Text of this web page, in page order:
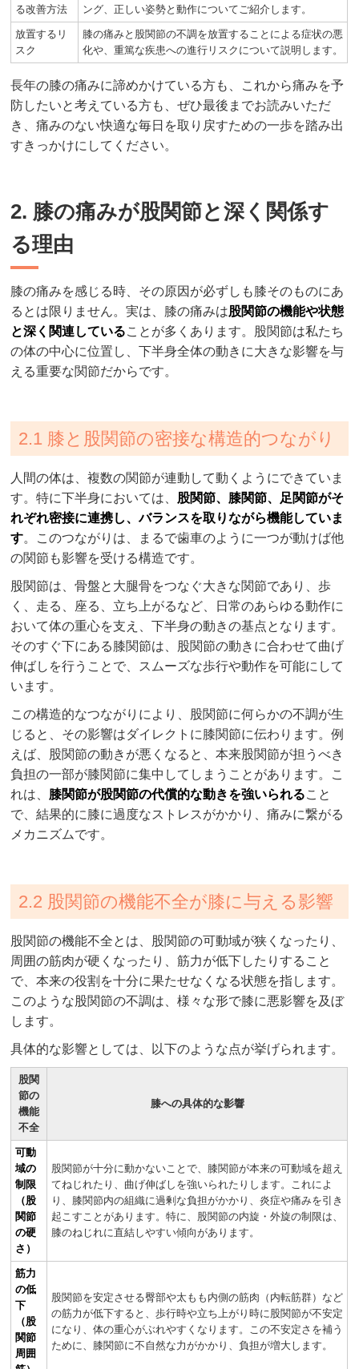
る改善方法
ング、正しい姿勢と動作についてご紹介します。
放置するリ
スク
膝の痛みと股関節の不調を放置することによる症状の悪
化や、重篤な疾患への進行リスクについて説明します。
長年の膝の痛みに諦めかけている方も、これから痛みを予
防したいと考えている方も、ぜひ最後までお読みいただ
き、痛みのない快適な毎日を取り戻すための一歩を踏み出
すきっかけにしてください。
2. 膝の痛みが股関節と深く関係す
る理由
膝の痛みを感じる時、その原因が必ずしも膝そのものにあ
るとは限りません。実は、膝の痛みは股関節の機能や状態
と深く関連していることが多くあります。股関節は私たち
の体の中心に位置し、下半身全体の動きに大きな影響を与
える重要な関節だからです。
2.1 膝と股関節の密接な構造的つながり
人間の体は、複数の関節が連動して動くようにできていま
す。特に下半身においては、 股関節、膝関節、足関節がそ
れぞれ密接に連携し、バランスを取りながら機能していま
す。このつながりは、まるで歯車のように一つが動けば他
の関節も影響を受ける構造です。
股関節は、骨盤と大腿骨をつなぐ大きな関節であり、歩
く、走る、座る、立ち上がるなど、日常のあらゆる動作に
おいて体の重心を支え、下半身の動きの基点となります。
そのすぐ下にある膝関節は、股関節の動きに合わせて曲げ
伸ばしを行うことで、スムーズな歩行や動作を可能にして
います。
この構造的なつながりにより、股関節に何らかの不調が生
じると、その影響はダイレクトに膝関節に伝わります。例
えば、股関節の動きが悪くなると、本来股関節が担うべき
負担の一部が膝関節に集中してしまうことがあります。こ
れは、 膝関節が股関節の代償的な動きを強いられること
で、結果的に膝に過度なストレスがかかり、痛みに繋がる
メカニズムです。
2.2 股関節の機能不全が膝に与える影響
股関節の機能不全とは、股関節の可動域が狭くなったり、
周囲の筋肉が硬くなったり、筋力が低下したりすること
で、本来の役割を十分に果たせなくなる状態を指します。
このような股関節の不調は、様々な形で膝に悪影響を及ぼ
します。
具体的な影響としては、以下のような点が挙げられます。
股関
節の
機能
不全
膝への具体的な影響
可動
域の
制限
（股
関節
の硬
さ）
股関節が十分に動かないことで、膝関節が本来の可動域を超え
てねじれたり、曲げ伸ばしを強いられたりします。これによ
り、膝関節内の組織に過剰な負担がかかり、炎症や痛みを引き
起こすことがあります。特に、股関節の内旋・外旋の制限は、
膝のねじれに直結しやすい傾向があります。
筋力
の低
下
（股
関節
周囲
股関節を安定させる臀部や太もも内側の筋肉（内転筋群）など
の筋力が低下すると、歩行時や立ち上がり時に股関節が不安定
になり、体の重心がぶれやすくなります。この不安定さを補う
ために、膝関節に不自然な力がかかり、負担が増大します。